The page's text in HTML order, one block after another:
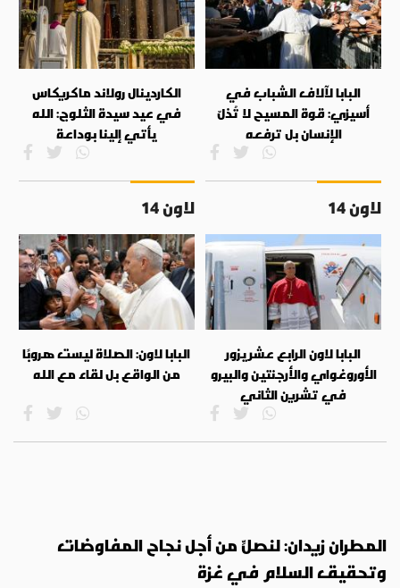
البابا لآلاف الشباب في
أسيزي: قوة المسيح لا تُذلّ
الإنسان بل ترفعه
الكاردينال رولاند ماكريكاس
في عيد سيدة الثلوج: الله
يأتي إلينا بوداعة
لاون 14
البابا لاون الرابع عشر يزور
الأوروغواي والأرجنتين والبيرو
في تشرين الثاني
لاون 14
البابا لاون: الصلاة ليست هروبًا
من الواقع بل لقاء مع الله
المطران زيدان: لنصلِّ من أجل نجاح المفاوضات
وتحقيق السلام في غزة